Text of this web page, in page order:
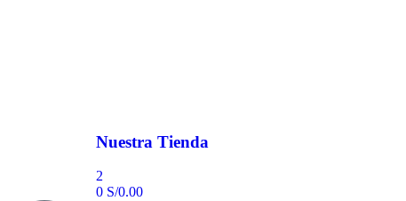
Nuestra Tienda
2
0 S/0.00